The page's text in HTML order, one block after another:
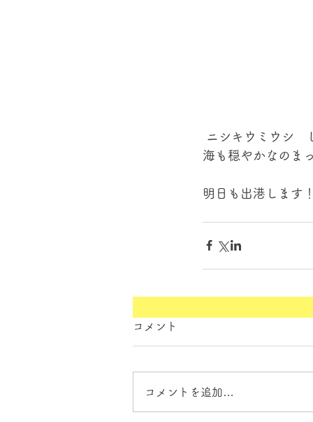
ニシキウミウシ　
海も穏やかなのま
明日も出港します！
コメント
コメントを追加…